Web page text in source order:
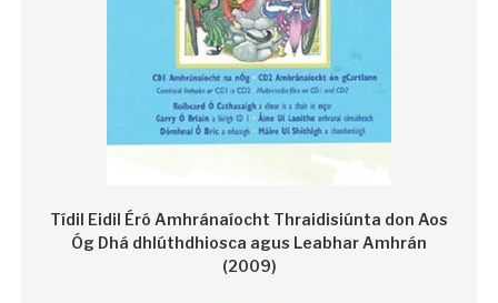
Tídil Eidil Éró Amhránaíocht Thraidisiúnta don Aos
Óg Dhá dhlúthdhiosca agus Leabhar Amhrán
(2009)